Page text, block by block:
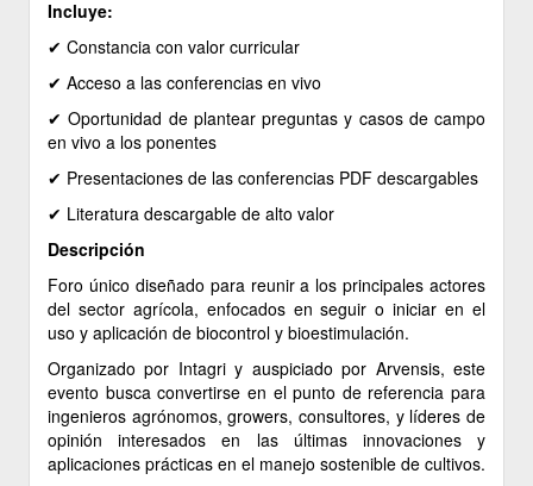
Incluye:
✔ ​Constancia con valor curricular
✔ ​Acceso a las conferencias en vivo
✔ ​Oportunidad de plantear preguntas y casos de campo
en vivo a los ponentes
✔ ​Presentaciones de las conferencias PDF descargables
✔ ​Literatura descargable de alto valor
Descripción
Foro único diseñado para reunir a los principales actores
del sector agrícola, enfocados en seguir o iniciar en el
uso y aplicación de biocontrol y bioestimulación.
Organizado por Intagri y auspiciado por Arvensis, este
evento busca convertirse en el punto de referencia para
ingenieros agrónomos, growers, consultores, y líderes de
opinión interesados en las últimas innovaciones y
aplicaciones prácticas en el manejo sostenible de cultivos.